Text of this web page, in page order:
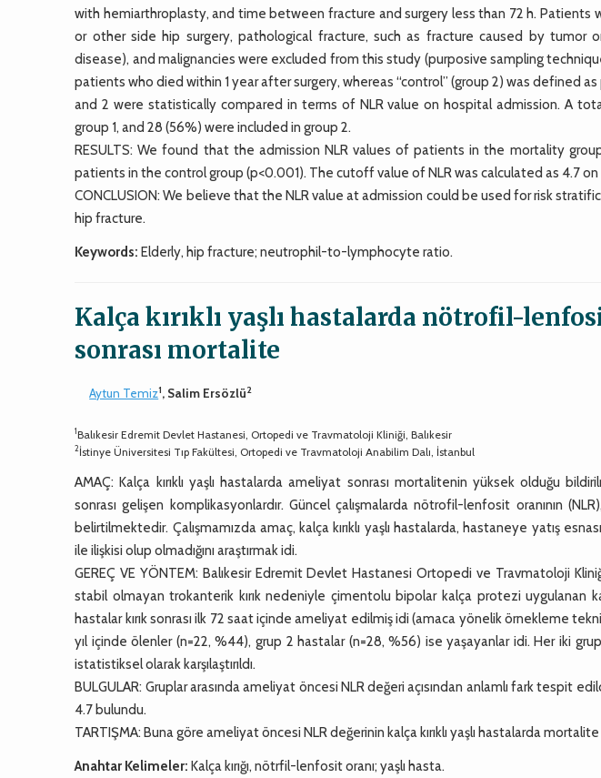
with hemiarthroplasty, and time between fracture and surgery less than 72 h. Patients
or other side hip surgery, pathological fracture, such as fracture caused by tumor
disease), and malignancies were excluded from this study (purposive sampling
patients who died within 1 year after surgery, whereas “control” (group 2) was defined
and 2 were statistically compared in terms of NLR value on hospital admission. A
group 1, and 28 (56%) were included in group 2.
RESULTS: We found that the admission NLR values of patients in the mortality
patients in the control group (p<0.001). The cutoff value of NLR was calculated as 4.7 on
CONCLUSION: We believe that the NLR value at admission could be used for risk
hip fracture.
Keywords: Elderly, hip fracture; neutrophil-to-lymphocyte ratio.
Kalça kırıklı yaşlı hastalarda nötrofil-
sonrası mortalite
Aytun Temiz1, Salim Ersözlü2
1Balıkesir Edremit Devlet Hastanesi, Ortopedi ve Travmatoloji Kliniği, Balıkesir
2İstinye Üniversitesi Tıp Fakültesi, Ortopedi ve Travmatoloji Anabilim Dalı, İstanbul
AMAÇ: Kalça kırıklı yaşlı hastalarda ameliyat sonrası mortalitenin yüksek olduğu
sonrası gelişen komplikasyonlardır. Güncel çalışmalarda nötrofil-lenfosit oranının
belirtilmektedir. Çalışmamızda amaç, kalça kırıklı yaşlı hastalarda, hastaneye yatış
ile ilişkisi olup olmadığını araştırmak idi.
GEREÇ VE YÖNTEM: Balıkesir Edremit Devlet Hastanesi Ortopedi ve Travmatoloji
stabil olmayan trokanterik kırık nedeniyle çimentolu bipolar kalça protezi uygulanan
hastalar kırık sonrası ilk 72 saat içinde ameliyat edilmiş idi (amaca yönelik örnekleme
yıl içinde ölenler (n=22, %44), grup 2 hastalar (n=28, %56) ise yaşayanlar idi. Her iki
istatistiksel olarak karşılaştırıldı.
BULGULAR: Gruplar arasında ameliyat öncesi NLR değeri açısından anlamlı fark tespit
4.7 bulundu.
TARTIŞMA: Buna göre ameliyat öncesi NLR değerinin kalça kırıklı yaşlı hastalarda
Anahtar Kelimeler: Kalça kırığı, nötrfil-lenfosit oranı; yaşlı hasta.